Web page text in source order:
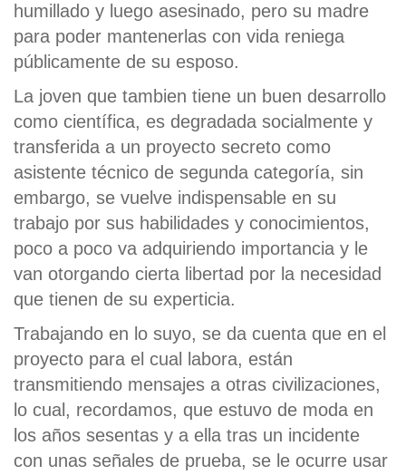
humillado y luego asesinado, pero su madre
para poder mantenerlas con vida reniega
públicamente de su esposo.
La joven que tambien tiene un buen desarrollo
como científica, es degradada socialmente y
transferida a un proyecto secreto como
asistente técnico de segunda categoría, sin
embargo, se vuelve indispensable en su
trabajo por sus habilidades y conocimientos,
poco a poco va adquiriendo importancia y le
van otorgando cierta libertad por la necesidad
que tienen de su experticia.
Trabajando en lo suyo, se da cuenta que en el
proyecto para el cual labora, están
transmitiendo mensajes a otras civilizaciones,
lo cual, recordamos, que estuvo de moda en
los años sesentas y a ella tras un incidente
con unas señales de prueba, se le ocurre usar